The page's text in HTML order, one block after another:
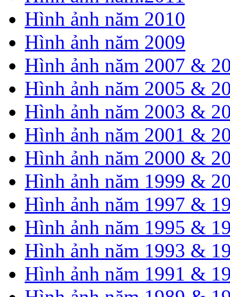
Hình ảnh năm 2010
Hình ảnh năm 2009
Hình ảnh năm 2007 &
Hình ảnh năm 2005 &
Hình ảnh năm 2003 &
Hình ảnh năm 2001 &
Hình ảnh năm 2000 &
Hình ảnh năm 1999 &
Hình ảnh năm 1997 &
Hình ảnh năm 1995 &
Hình ảnh năm 1993 &
Hình ảnh năm 1991 &